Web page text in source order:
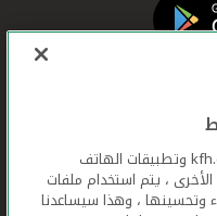
عندما تستخدم ,kfh.com, kfhonline.com وتطبيقات الهاتف
، يتم استخدام ملفات
وتحسينها ، وهذا سيساعدنا